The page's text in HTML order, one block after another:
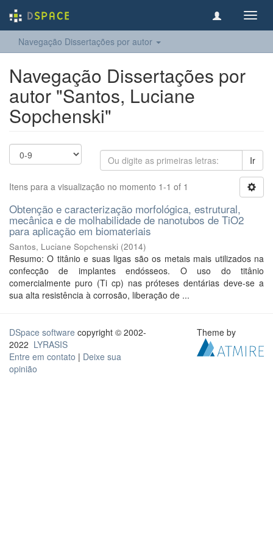
Navegação Dissertações por autor
Navegação Dissertações por
autor "Santos, Luciane
Sopchenski"
Ir
Itens para a visualização no momento 1-1 of 1
Obtenção e caracterização morfológica, estrutural,
mecânica e de molhabilidade de nanotubos de TiO2
para aplicação em biomateriais
Santos, Luciane Sopchenski (2014)
Resumo: O titânio e suas ligas são os metais mais utilizados na
confecção de implantes endósseos. O uso do titânio
comercialmente puro (Ti cp) nas próteses dentárias deve-se a
sua alta resistência à corrosão, liberação de ...
DSpace software copyright © 2002-
2022 LYRASIS
Entre em contato | Deixe sua
opinião
Theme by